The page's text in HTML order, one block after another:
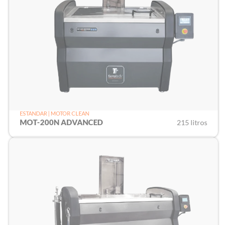
ESTANDAR | MOTOR CLEAN
MOT-200N ADVANCED 215 litros